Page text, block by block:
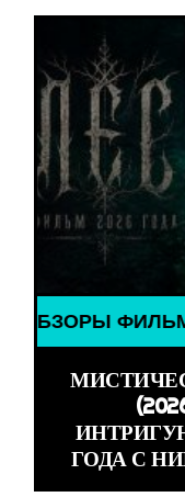
ФИЛЬМОВ
ГОДА С